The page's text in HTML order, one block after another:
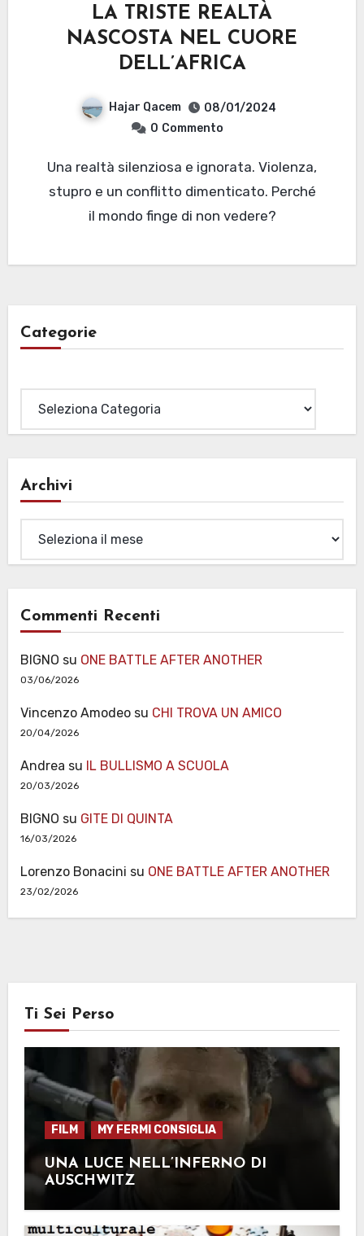
LA TRISTE REALTÀ
NASCOSTA NEL CUORE
DELL’AFRICA
Hajar Qacem
08/01/2024
0 Commento
Una realtà silenziosa e ignorata. Violenza,
stupro e un conflitto dimenticato. Perché
il mondo finge di non vedere?
Categorie
Archivi
Commenti Recenti
BIGNO su ONE BATTLE AFTER ANOTHER
03/06/2026
Vincenzo Amodeosu CHI TROVA UN AMICO
20/04/2026
Andrea su IL BULLISMO A SCUOLA
20/03/2026
BIGNO su GITE DI QUINTA
16/03/2026
Lorenzo Bonacini su ONE BATTLE AFTER ANOTHER
23/02/2026
Ti Sei Perso
FILM MY FERMI CONSIGLIA
UNA LUCE NELL’INFERNO DI
AUSCHWITZ